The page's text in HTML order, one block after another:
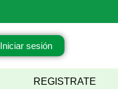
Iniciar sesión
REGISTRATE